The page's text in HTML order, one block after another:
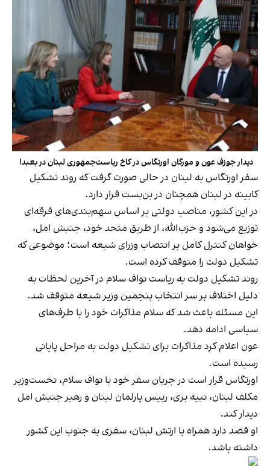
دیدار جوزف عون و مورگان اورتگاس در کاخ ریاست‌جمهوری لبنان در بعبدا
سفر اورتگاس به لبنان در حالی صورت گرفت که روند تشکیل
کابینه در لبنان همچنان در بن‌بست قرار دارد.
در این کشور، مناصب دولتی بر اساس سهم‌بندی‌های فرقه‌ای
توزیع می‌شود و حزب‌الله، از طریق متحد خود، جنبش امل،
خواهان کنترل کامل بر انتصاب وزرای شیعه است؛ موضوعی که
تشکیل دولت را متوقف کرده است.
روند تشکیل دولت به ریاست نواف سلام در آخرین لحظات به
دلیل اختلاف بر سر انتخاب پنجمین وزیر شیعه متوقف شد.
این مسئله باعث شد که سلام مذاکرات خود را با طرف‌های
سیاسی ادامه دهد.
عون اعلام کرد مذاکرات برای تشکیل دولت به مراحل پایانی
رسیده است.
اورتگاس قرار است در جریان سفر خود با نواف سلام، نخست‌وزیر
مکلف لبنان، نبیه بری، رییس پارلمان لبنان و رهبر جنبش امل
دیدار کند.
او قصد دارد همراه با ارتش لبنان، سفری به جنوب این کشور
داشته باشد.